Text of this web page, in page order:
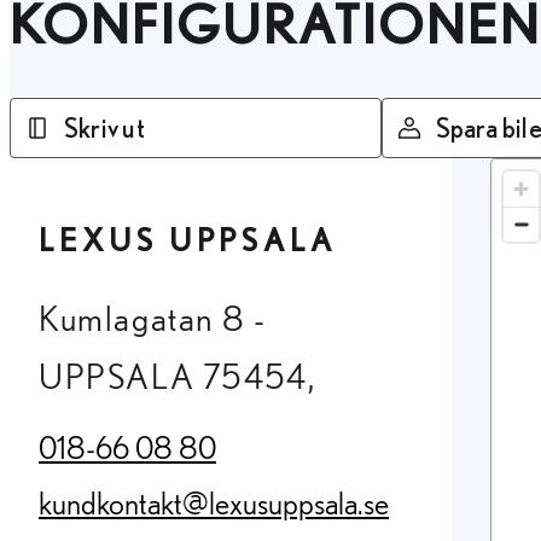
KONFIGURATIONEN
Skriv ut Spara
LEXUS UPPSALA
Kumlagatan 8 -
UPPSALA 75454,
018-66 08 80
(Opens in new tab)
kundkontakt@lexusuppsala.se
(Opens in new tab)